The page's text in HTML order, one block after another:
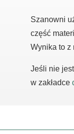
Szanowni
część
Wynika to z
Jeśli nie
w zakładce